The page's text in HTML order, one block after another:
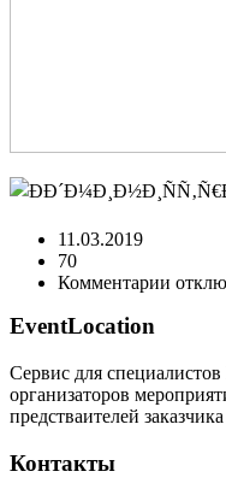
11.03.2019
70
Комментарии к
EventLocation
Сервис для
организаторов
предстваителей
Контакты